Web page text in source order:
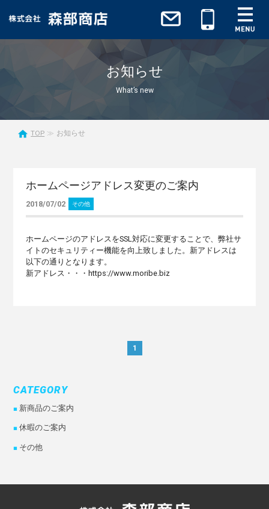
お知らせ
What’s new
TOP お知らせ
ホームページアドレス変更のご案内
2018/07/02 その他
ホームページのアドレスをSSL対応に変更することで、弊社サ
イトのセキュリティー機能を向上致しました。新アドレスは
以下の通りとなります。
新アドレス・・・https://www.moribe.biz
1
CATEGORY
新商品のご案内
休暇のご案内
その他